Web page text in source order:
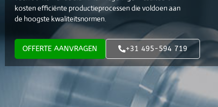
OFFERTE AANVRAGEN +31 495-594 719